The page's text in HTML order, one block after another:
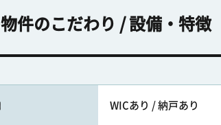
件のこだわり / 設備・特徴
WICあり / 納戸あり